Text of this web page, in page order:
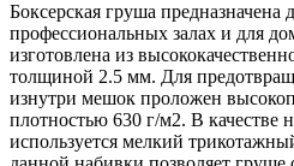
Боксерская груша предназначена
профессиональных залах и для
изготовлена из
толщиной 2.5 мм. Для
изнутри мешок проложен
плотностью 630 г/м2. В качестве
используется мелкий